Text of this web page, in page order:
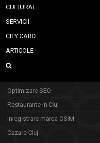
CULTURAL
SERVICII
CITY CARD
ARTICOLE
Optimizare SEO
Restaurante in Cluj
Inregistrare marca OSIM
Cazare Cluj